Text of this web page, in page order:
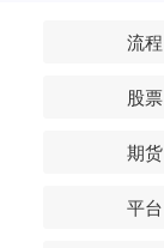
流程
股票
期货
平台